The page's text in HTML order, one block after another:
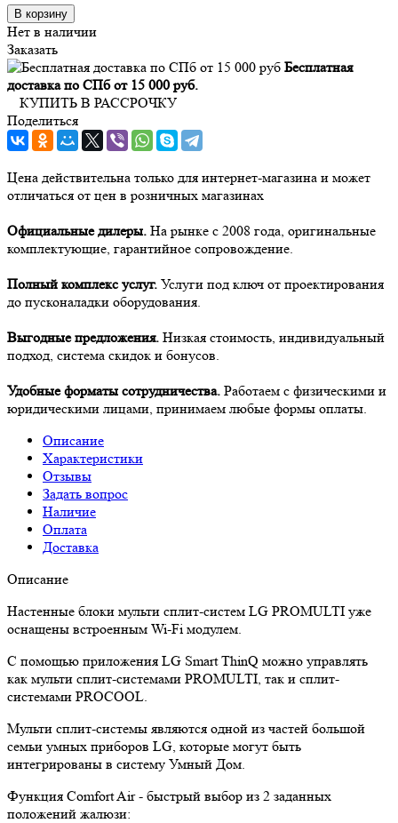
В корзину
Нет в наличии
Заказать
Бесплатная
доставка по СПб от 15 000 руб.
КУПИТЬ В РАССРОЧКУ
Поделиться
Цена действительна только для интернет-магазина и может
отличаться от цен в розничных магазинах
Официальные дилеры. На рынке с 2008 года, оригинальные
комплектующие, гарантийное сопровождение.
Полный комплекс услуг. Услуги под ключ от проектирования
до пусконаладки оборудования.
Выгодные предложения. Низкая стоимость, индивидуальный
подход, система скидок и бонусов.
Удобные форматы сотрудничества. Работаем с физическими и
юридическими лицами, принимаем любые формы оплаты.
Описание
Характеристики
Отзывы
Задать вопрос
Наличие
Оплата
Доставка
Описание
Настенные блоки мульти сплит-систем LG PROMULTI уже
оснащены встроенным Wi-Fi модулем.
С помощью приложения LG Smart ThinQ можно управлять
как мульти сплит-системами PROMULTI, так и сплит-
системами PROCOOL.
Мульти сплит-системы являются одной из частей большой
семьи умных приборов LG, которые могут быть
интегрированы в систему Умный Дом.
Функция Comfort Air - быстрый выбор из 2 заданных
положений жалюзи: